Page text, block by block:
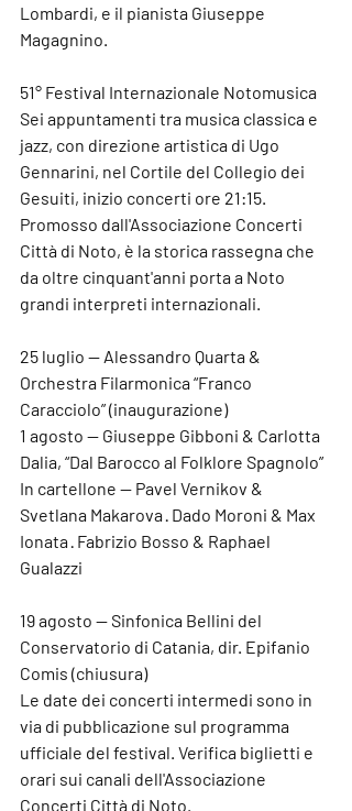
Lombardi, e il pianista Giuseppe
Magagnino.
51° Festival Internazionale Notomusica
Sei appuntamenti tra musica classica e
jazz, con direzione artistica di Ugo
Gennarini, nel Cortile del Collegio dei
Gesuiti, inizio concerti ore 21:15.
Promosso dall'Associazione Concerti
Città di Noto, è la storica rassegna che
da oltre cinquant'anni porta a Noto
grandi interpreti internazionali.
25 luglio — Alessandro Quarta &
Orchestra Filarmonica “Franco
Caracciolo” (inaugurazione)
1 agosto — Giuseppe Gibboni & Carlotta
Dalia, “Dal Barocco al Folklore Spagnolo”
In cartellone — Pavel Vernikov &
Svetlana Makarova · Dado Moroni & Max
Ionata · Fabrizio Bosso & Raphael
Gualazzi
19 agosto — Sinfonica Bellini del
Conservatorio di Catania, dir. Epifanio
Comis (chiusura)
Le date dei concerti intermedi sono in
via di pubblicazione sul programma
ufficiale del festival. Verifica biglietti e
orari sui canali dell'Associazione
Concerti Città di Noto.